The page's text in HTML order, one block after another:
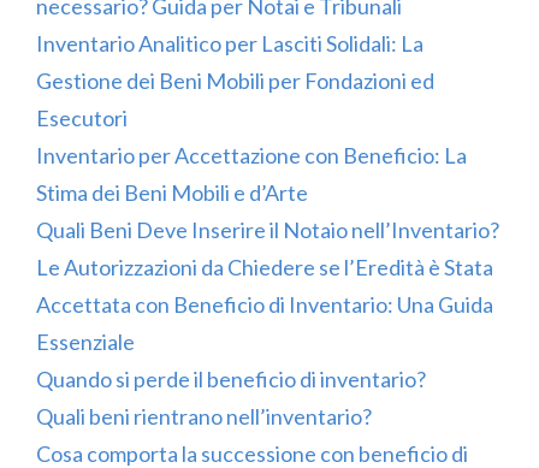
necessario? Guida per Notai e Tribunali
Inventario Analitico per Lasciti Solidali: La
Gestione dei Beni Mobili per Fondazioni ed
Esecutori
Inventario per Accettazione con Beneficio: La
Stima dei Beni Mobili e d’Arte
Quali Beni Deve Inserire il Notaio nell’Inventario?
Le Autorizzazioni da Chiedere se l’Eredità è Stata
Accettata con Beneficio di Inventario: Una Guida
Essenziale
Quando si perde il beneficio di inventario?
Quali beni rientrano nell’inventario?
Cosa comporta la successione con beneficio di